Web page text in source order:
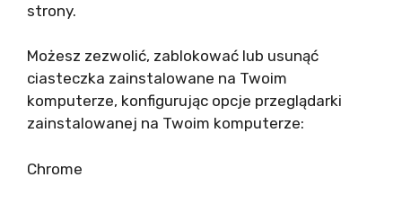
strony.
Możesz zezwolić, zablokować lub usunąć
ciasteczka zainstalowane na Twoim
komputerze, konfigurując opcje przeglądarki
zainstalowanej na Twoim komputerze:
Chrome